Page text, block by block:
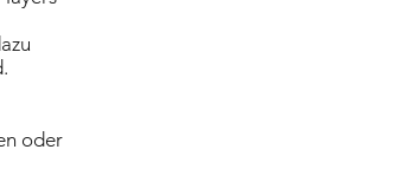
oder